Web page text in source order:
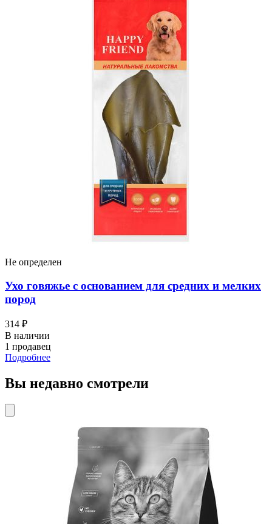
Не определен
Ухо говяжье с основанием для средних и мелких
пород
314 ₽
В наличии
1 продавец
Подробнее
Вы недавно смотрели